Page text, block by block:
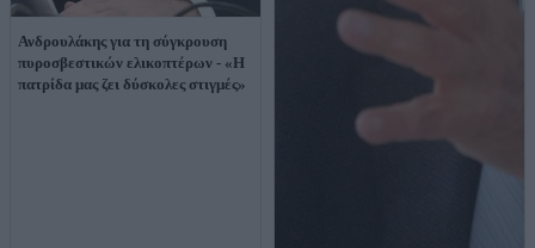
Ανδρουλάκης για τη σύγκρουση
πυροσβεστικών ελικοπτέρων - «Η
πατρίδα μας ζει δύσκολες στιγμές»